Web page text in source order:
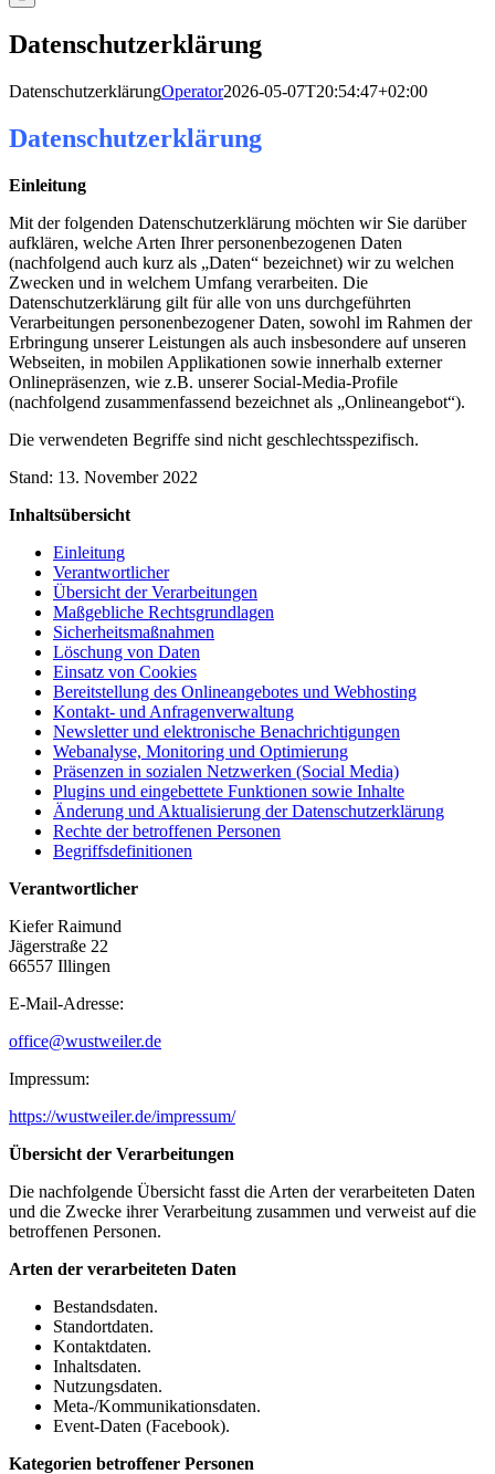
Datenschutzerklärung
DatenschutzerklärungOperator2026-05-07T20:54:47+02:00
Datenschutzerklärung
Einleitung
Mit der folgenden Datenschutzerklärung möchten wir Sie darüber
aufklären, welche Arten Ihrer personenbezogenen Daten
(nachfolgend auch kurz als „Daten“ bezeichnet) wir zu welchen
Zwecken und in welchem Umfang verarbeiten. Die
Datenschutzerklärung gilt für alle von uns durchgeführten
Verarbeitungen personenbezogener Daten, sowohl im Rahmen der
Erbringung unserer Leistungen als auch insbesondere auf unseren
Webseiten, in mobilen Applikationen sowie innerhalb externer
Onlinepräsenzen, wie z.B. unserer Social-Media-Profile
(nachfolgend zusammenfassend bezeichnet als „Onlineangebot“).
Die verwendeten Begriffe sind nicht geschlechtsspezifisch.
Stand: 13. November 2022
Inhaltsübersicht
Einleitung
Verantwortlicher
Übersicht der Verarbeitungen
Maßgebliche Rechtsgrundlagen
Sicherheitsmaßnahmen
Löschung von Daten
Einsatz von Cookies
Bereitstellung des Onlineangebotes und Webhosting
Kontakt- und Anfragenverwaltung
Newsletter und elektronische Benachrichtigungen
Webanalyse, Monitoring und Optimierung
Präsenzen in sozialen Netzwerken (Social Media)
Plugins und eingebettete Funktionen sowie Inhalte
Änderung und Aktualisierung der Datenschutzerklärung
Rechte der betroffenen Personen
Begriffsdefinitionen
Verantwortlicher
Kiefer Raimund
Jägerstraße 22
66557 Illingen
E-Mail-Adresse:
office@wustweiler.de
Impressum:
https://wustweiler.de/impressum/
Übersicht der Verarbeitungen
Die nachfolgende Übersicht fasst die Arten der verarbeiteten Daten
und die Zwecke ihrer Verarbeitung zusammen und verweist auf die
betroffenen Personen.
Arten der verarbeiteten Daten
Bestandsdaten.
Standortdaten.
Kontaktdaten.
Inhaltsdaten.
Nutzungsdaten.
Meta-/Kommunikationsdaten.
Event-Daten (Facebook).
Kategorien betroffener Personen